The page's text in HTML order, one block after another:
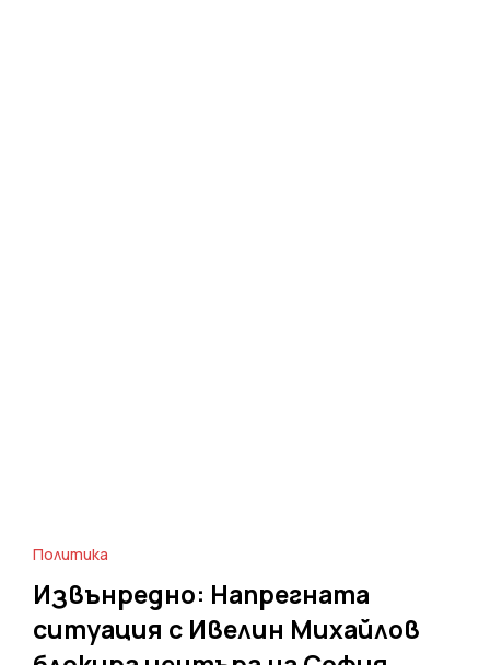
Политика
Извънредно: Напрегната
ситуация с Ивелин Михайлов